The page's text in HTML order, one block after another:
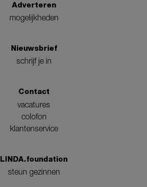
Adverteren
mogelijkheden
Nieuwsbrief
schrijf je in
Contact
vacatures
colofon
klantenservice
LINDA.foundation
steun gezinnen